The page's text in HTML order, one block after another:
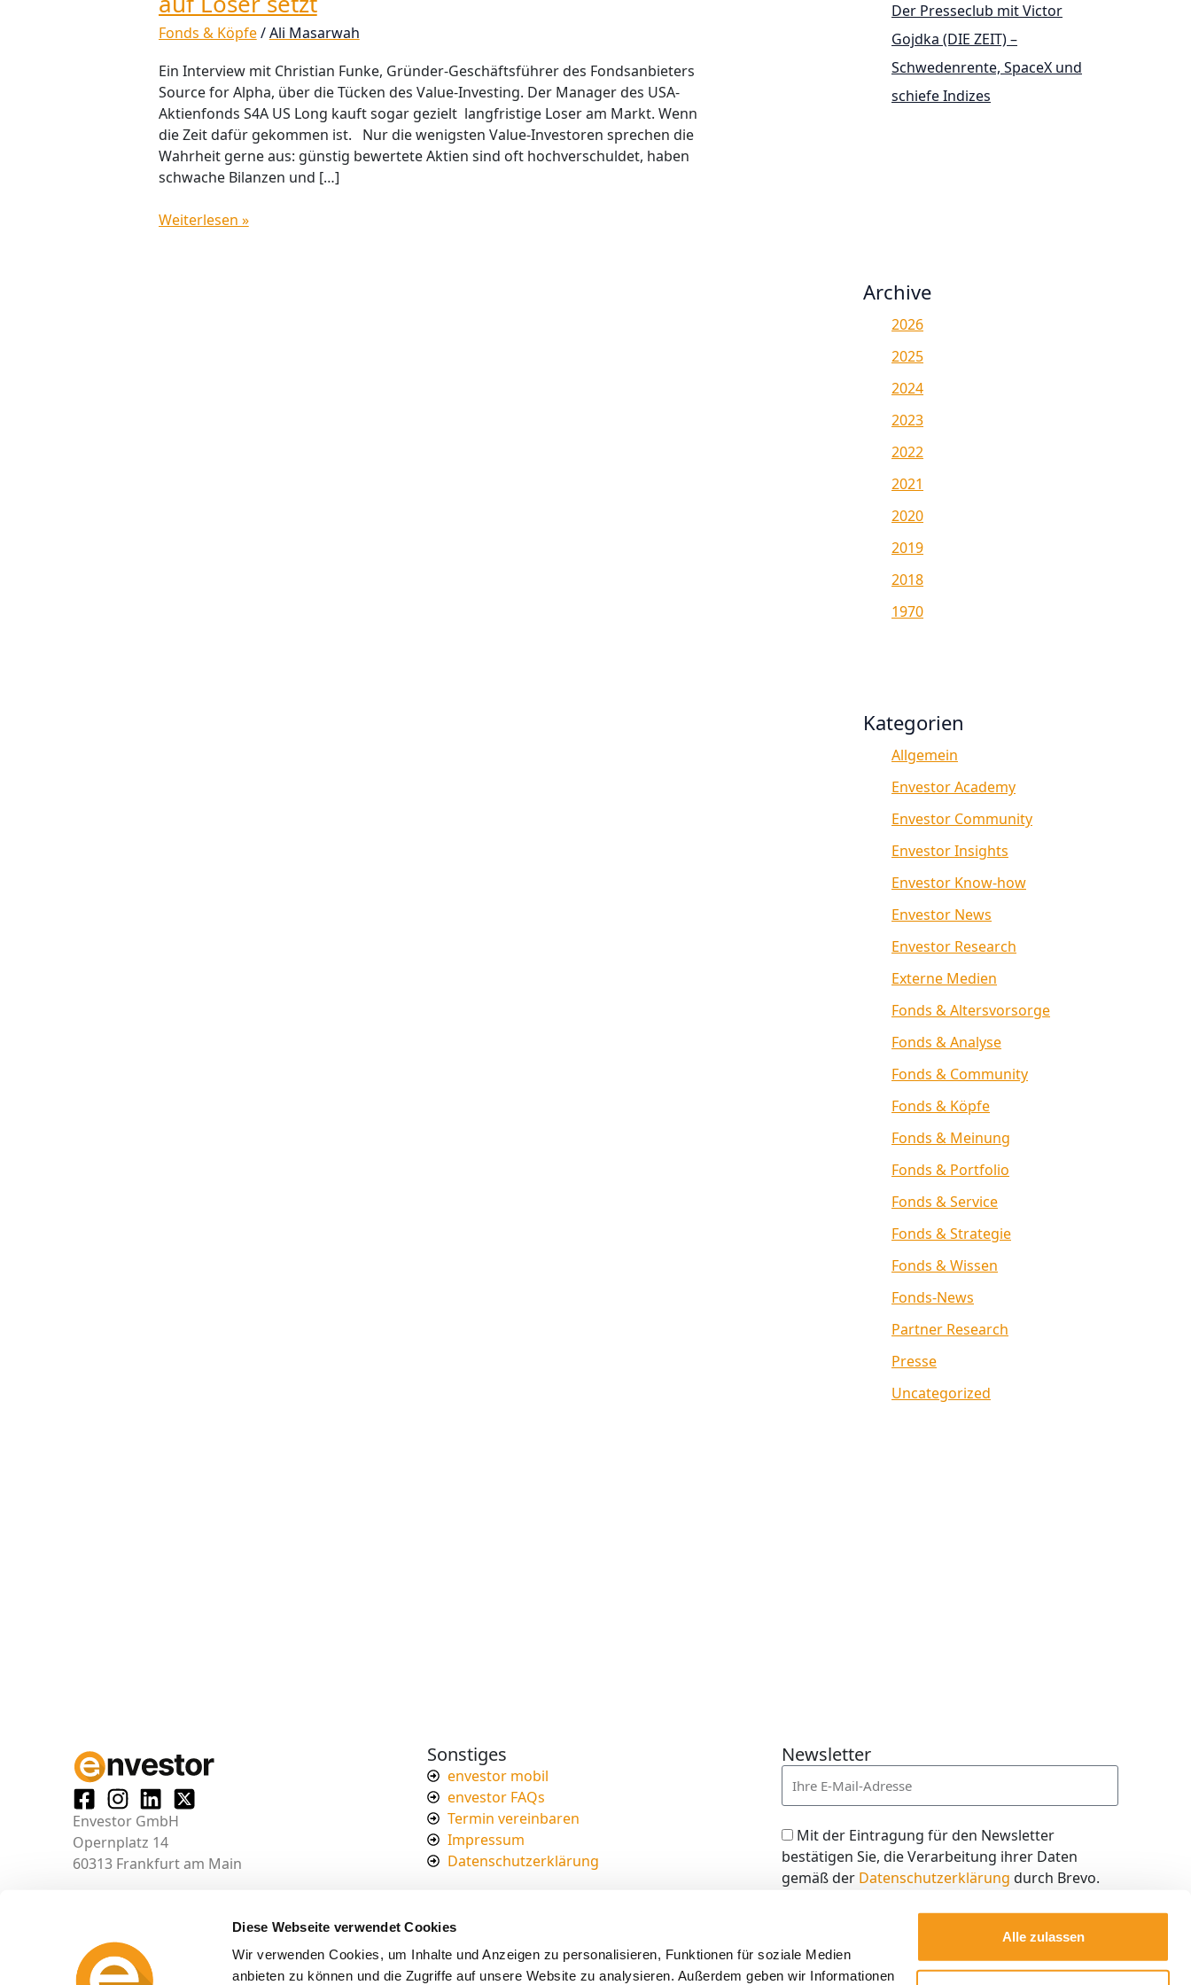
Diese Webseite verwendet Cookies
Wir verwenden Cookies, um Inhalte und Anzeigen zu personalisieren, Funktionen für soziale Medien
anbieten zu können und die Zugriffe auf unsere Website zu analysieren. Außerdem geben wir Informationen
Alle zulassen
Fonds & Köpfe/Ali Masarwah
Ein Interview mit Christian Funke, Gründer-Geschäftsführer des Fondsanbieters
Source for Alpha, über die Tücken des Value-Investing. Der Manager des USA-
Aktienfonds S4A US Long kauft sogar gezielt langfristige Loser am Markt. Wenn
die Zeit dafür gekommen ist. Nur die wenigsten Value-Investoren sprechen die
Wahrheit gerne aus: günstig bewertete Aktien sind oft hochverschuldet, haben
schwache Bilanzen und […]
Weiterlesen »
Der Presseclub mit Victor
Gojdka (DIE ZEIT) –
Schwedenrente, SpaceX und
schiefe Indizes
Archive
2026
2025
2024
2023
2022
2021
2020
2019
2018
1970
Kategorien
Allgemein
Envestor Academy
Envestor Community
Envestor Insights
Envestor Know-how
Envestor News
Envestor Research
Externe Medien
Fonds & Altersvorsorge
Fonds & Analyse
Fonds & Community
Fonds & Köpfe
Fonds & Meinung
Fonds & Portfolio
Fonds & Service
Fonds & Strategie
Fonds & Wissen
Fonds-News
Partner Research
Presse
Uncategorized
Envestor GmbH
Opernplatz 14
60313 Frankfurt am Main
Sonstiges
envestor mobil
envestor FAQs
Termin vereinbaren
Impressum
Datenschutzerklärung
Newsletter
Mit der Eintragung für den Newsletter
bestätigen Sie, die Verarbeitung ihrer Daten
gemäß der Datenschutzerklärung durch Brevo.
den ich jederzeit mit dem Link im Newsletter